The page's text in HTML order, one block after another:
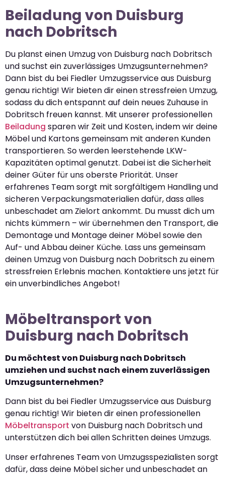
Beiladung von Duisburg
nach Dobritsch
Du planst einen Umzug von Duisburg nach Dobritsch
und suchst ein zuverlässiges Umzugsunternehmen?
Dann bist du bei Fiedler Umzugsservice aus Duisburg
genau richtig! Wir bieten dir einen stressfreien Umzug,
sodass du dich entspannt auf dein neues Zuhause in
Dobritsch freuen kannst. Mit unserer professionellen
Beiladung sparen wir Zeit und Kosten, indem wir deine
Möbel und Kartons gemeinsam mit anderen Kunden
transportieren. So werden leerstehende LKW-
Kapazitäten optimal genutzt. Dabei ist die Sicherheit
deiner Güter für uns oberste Priorität. Unser
erfahrenes Team sorgt mit sorgfältigem Handling und
sicheren Verpackungsmaterialien dafür, dass alles
unbeschadet am Zielort ankommt. Du musst dich um
nichts kümmern – wir übernehmen den Transport, die
Demontage und Montage deiner Möbel sowie den
Auf- und Abbau deiner Küche. Lass uns gemeinsam
deinen Umzug von Duisburg nach Dobritsch zu einem
stressfreien Erlebnis machen. Kontaktiere uns jetzt für
ein unverbindliches Angebot!
Möbeltransport von
Duisburg nach Dobritsch
Du möchtest von Duisburg nach Dobritsch
umziehen und suchst nach einem zuverlässigen
Umzugsunternehmen?
Dann bist du bei Fiedler Umzugsservice aus Duisburg
genau richtig! Wir bieten dir einen professionellen
Möbeltransport von Duisburg nach Dobritsch und
unterstützen dich bei allen Schritten deines Umzugs.
Unser erfahrenes Team von Umzugsspezialisten sorgt
dafür, dass deine Möbel sicher und unbeschadet an